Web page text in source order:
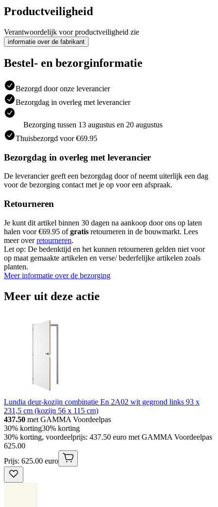
Productveiligheid
Verantwoordelijk voor productveiligheid zie
informatie over de fabrikant
Bestel- en bezorginformatie
Bezorgd door onze leverancier
Bezorgdag in overleg met leverancier
Bezorging tussen 13 augustus en 20 augustus
Thuisbezorgd voor €69.95
Bezorgdag in overleg met leverancier
De leverancier geeft een bezorgdag door of neemt uiterlijk een dag
voor de bezorging contact met je op voor een afspraak.
Retourneren
Je kunt dit artikel binnen 30 dagen na aankoop door ons op laten
halen voor €69.95 ofgratis retourneren in de bouwmarkt. Lees
meer overretourneren.
Let op: De bedenktijd en het kunnen retourneren gelden niet voor
op maat gemaakte artikelen en verse/ bederfelijke artikelen zoals
planten.
Meer informatie over de bezorging
Meer uit deze actie
Lundia deur-kozijn combinatie En 2A02 wit gegrond links 93 x
231,5 cm (kozijn 56 x 115 cm)
437.50 met GAMMA Voordeelpas
30% korting30% korting
30% korting, voordeelprijs: 437.50 euro met GAMMA Voordeelpas
625.00
Prijs: 625.00 euro